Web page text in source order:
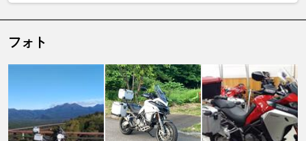
フォト